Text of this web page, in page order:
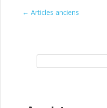
← Articles anciens